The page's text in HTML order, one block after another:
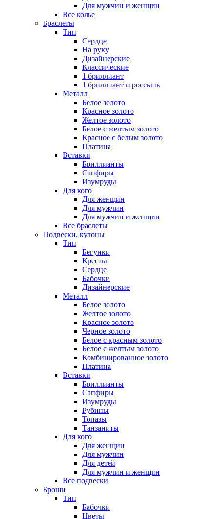
Для мужчин и женщин
Все колье
Браслеты
Тип
Сердце
На руку
Дизайнерские
Классические
1 бриллиант
1 бриллиант и россыпь
Металл
Белое золото
Красное золото
Желтое золото
Белое с желтым золото
Красное с белым золото
Платина
Вставки
Бриллианты
Сапфиры
Изумруды
Для кого
Для женщин
Для мужчин
Для мужчин и женщин
Все браслеты
Подвески, кулоны
Тип
Бегунки
Кресты
Сердце
Бабочки
Дизайнерские
Металл
Белое золото
Желтое золото
Красное золото
Черное золото
Белое с красным золото
Белое с желтым золото
Комбинированное золото
Платина
Вставки
Бриллианты
Сапфиры
Изумруды
Рубины
Топазы
Танзаниты
Для кого
Для женщин
Для мужчин
Для детей
Для мужчин и женщин
Все подвески
Броши
Тип
Бабочки
Цветы